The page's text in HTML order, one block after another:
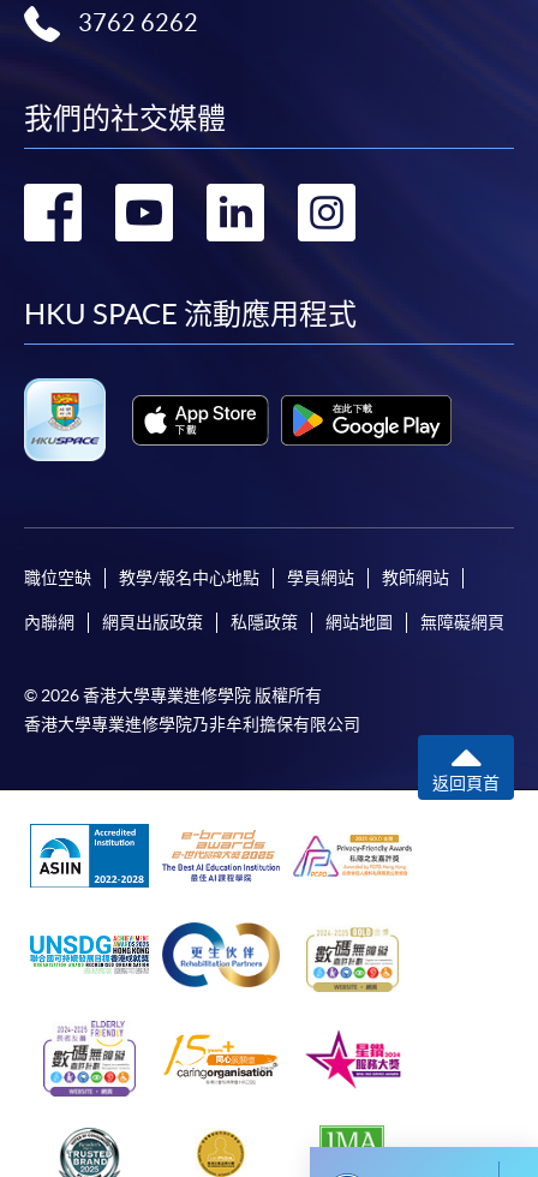
報讀新課程
凡以「先到先得」為取錄方式的課程，請填妥
SF26報名表，親往報名中心或以郵遞方式連同學
[下載報名表SF26]
申請學歷頒授及專業課程可能需要其他資料，報名
表可向報名中心或有關課程負責人索取。填妥申請
表格後，請連同報名費/學費以及所需證明文件親
報讀同一學歷頒授課程內其他單元
​學院為學歷頒授課程特設「註冊及學費通知」，適
課程負責人會為學員送上「註冊及學費通知」
(「通知」)，請填妥有關「通知」，並親往報名中
心或以郵遞方式，遞交「通知」及繳交所需費用。
有關繳費詳情，請參閱付款方法。如對報名程序有任
何疑問，請詳閱個別課程資料，或聯絡有關課程負責
課程/科目報名注意事項:
選用網上報名服務必須在已接駁互聯網及支援
JavaScript程式瀏覽器的電腦上進行。建議選用
Google Chrome瀏覽器。
必須重新開始整個申請程序。
3762 6262
我們的社交媒體
轉
facebook
轉
youtube
轉
linkedin
HKU SPACE 流動應用程式
職位空缺 教學/報名中心地點 學員網站 教師網站
內聯網 網頁出版政策 私隱政策 網站地圖 無障礙網頁
© 2026 香港大學專業進修學院 版權所有
香港大學專業進修學院乃非牟利擔保有限公司
返回頁首